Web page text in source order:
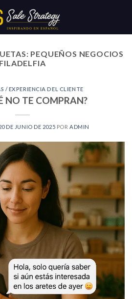
PEQUEÑOS NEGOCIOS
FILADELFIA
/ EXPERIENCIA DEL CLIENTE
NO TE COMPRAN?
DE JUNIO DE 2025 POR ADMIN